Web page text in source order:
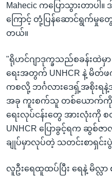
Mahecic ကပြောသွားတာပါ။ ဒါ
ကြောင့် တုံ့ပြန်ဆောင်ရွက်မှုတွ
တယ်။
"ရိုဟင်ဂျာဒုက္ခသည်စခန်းထဲမှာ
ရေးအတွက် UNHCR နဲ့
ကစလို့ ဘင်္ဂလားဒေရှ့်အစိုးရ
အခု ကူးစက်သူ တစ်ယောက်ကို
ရေးလုပ်ငန်းတွေ အားလုံးကို
UNHCR ပြောခွင့်ရက ဆွစ်ဇ
ချုပ်မှာလုပ်တဲ့ သတင်းစာရှင်းပွဲမှ
လူဦးရေထူထပ်ပြီး ရေနဲ့ မိလ္လ